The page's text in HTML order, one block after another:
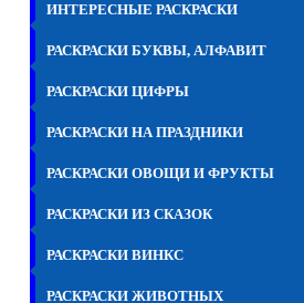
ИНТЕРЕСНЫЕ РАСКРАСКИ
РАСКРАСКИ БУКВЫ, АЛФАВИТ
РАСКРАСКИ ЦИФРЫ
РАСКРАСКИ НА ПРАЗДНИКИ
РАСКРАСКИ ОВОЩИ И ФРУКТЫ
РАСКРАСКИ ИЗ СКАЗОК
РАСКРАСКИ ВИНКС
РАСКРАСКИ ЖИВОТНЫХ